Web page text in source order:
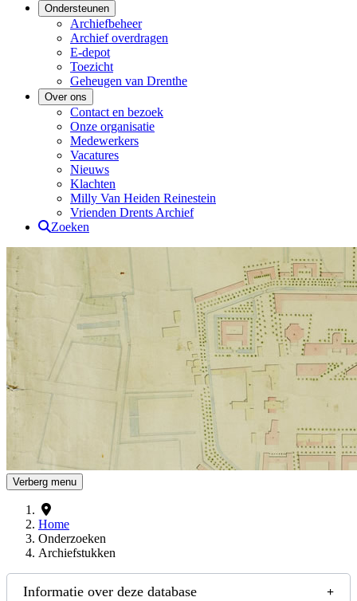
Ondersteunen
Archiefbeheer
Archief overdragen
E-depot
Toezicht
Geheugen van Drenthe
Over ons
Contact en bezoek
Onze organisatie
Medewerkers
Vacatures
Nieuws
Klachten
Milly Van Heiden Reinestein
Vrienden Drents Archief
Zoeken
Drents Archief
Verberg menu
Home
Onderzoeken
Archiefstukken
Informatie over deze database